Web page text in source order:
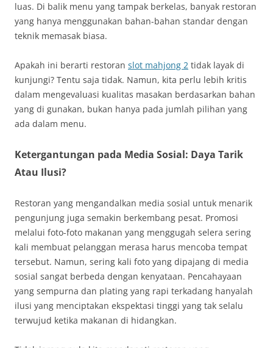
luas. Di balik menu yang tampak berkelas, banyak restoran
yang hanya menggunakan bahan-bahan standar dengan
teknik memasak biasa.
Apakah ini berarti restoran slot mahjong 2 tidak layak di
kunjungi? Tentu saja tidak. Namun, kita perlu lebih kritis
dalam mengevaluasi kualitas masakan berdasarkan bahan
yang di gunakan, bukan hanya pada jumlah pilihan yang
ada dalam menu.
Ketergantungan pada Media Sosial: Daya Tarik
Atau Ilusi?
Restoran yang mengandalkan media sosial untuk menarik
pengunjung juga semakin berkembang pesat. Promosi
melalui foto-foto makanan yang menggugah selera sering
kali membuat pelanggan merasa harus mencoba tempat
tersebut. Namun, sering kali foto yang dipajang di media
sosial sangat berbeda dengan kenyataan. Pencahayaan
yang sempurna dan plating yang rapi terkadang hanyalah
ilusi yang menciptakan ekspektasi tinggi yang tak selalu
terwujud ketika makanan di hidangkan.